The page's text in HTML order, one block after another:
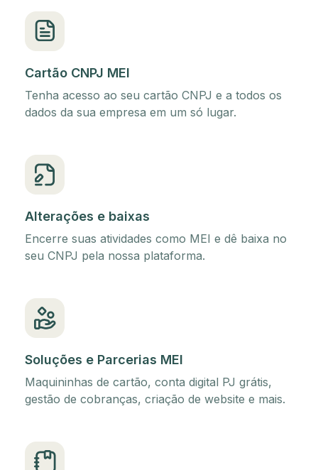
Cartão CNPJ MEI
Tenha acesso ao seu cartão CNPJ e a todos os
dados da sua empresa em um só lugar.
Alterações e baixas
Encerre suas atividades como MEI e dê baixa no
seu CNPJ pela nossa plataforma.
Soluções e Parcerias MEI
Maquininhas de cartão, conta digital PJ grátis,
gestão de cobranças, criação de website e mais.